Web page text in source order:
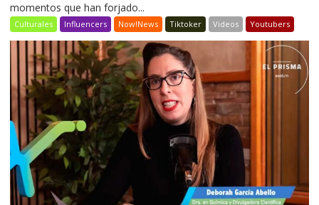
momentos que han forjado...
Culturales Influencers Now!News Tiktoker Videos Youtubers